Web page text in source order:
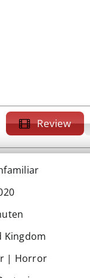
Review
Kingdom
| Horror